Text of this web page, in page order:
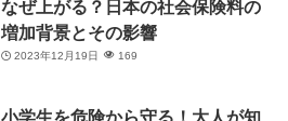
なぜ上がる？日本の社会保険料の
増加背景とその影響
2023年12月19日 169
小学生を危険から守る！大人が知